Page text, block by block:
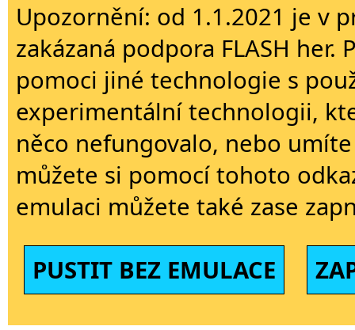
Upozornění: od 1.1.2021 je v
zakázaná podpora FLASH
pomoci jiné technologie s
experimentální technologii,
něco nefungovalo, nebo
můžete si pomocí tohoto
emulaci můžete také zase
PUSTIT BEZ EMULACE